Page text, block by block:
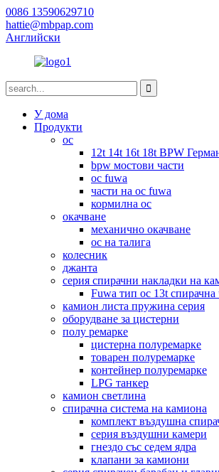
0086 13590629710
hattie@mbpap.com
Английски
У дома
Продукти
ос
12t 14t 16t 18t BPW
bpw мостови части
ос fuwa
части на ос fuwa
кормилна ос
окачване
механично окачване
ос на талига
колесник
джанта
серия спирачни накладки на
Fuwa тип ос 13t спирачна
камион листа пружина серия
оборудване за цистерни
полу ремарке
цистерна полуремарке
товарен полуремарке
контейнер полуремарке
LPG танкер
камион светлина
спирачна система на камиона
комплект въздушна
серия въздушни камери
гнездо със седем ядра
клапани за камиони